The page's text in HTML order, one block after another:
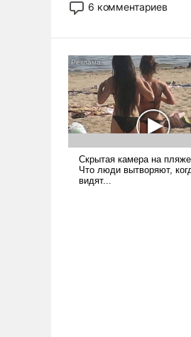
лет. Даже небольшая
Сложившаяся ситуация
означает многолетний
уязвимости США,
перед Китаем.
6 комментариев